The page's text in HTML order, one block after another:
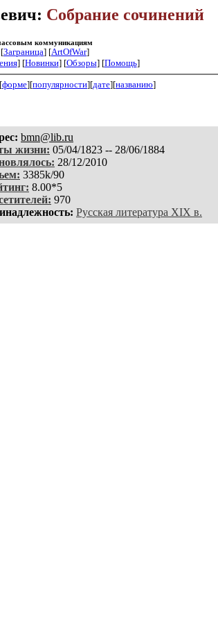
Собрание сочинений
коммуникациям
Заграница] [ArtOfWar]
] [Новинки] [Обзоры] [Помощь]
форме][популярности][дате][названию]
bmn@lib.ru
жизни: 05/04/1823 -- 28/06/1884
28/12/2010
3385k/90
8.00*5
970
Русская литература XIX в.